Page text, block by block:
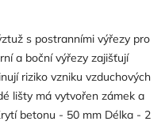
s postranními výřezy pro
a boční výřezy zajišťují
riziko vzniku vzduchových
lišty má vytvořen zámek a
betonu - 50 mm Délka - 2